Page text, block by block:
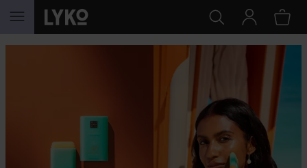
HOPPA TILL INNEHÅLLET